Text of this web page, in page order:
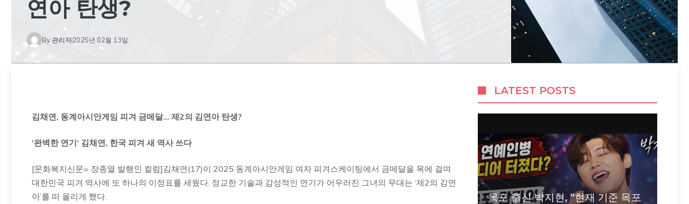
연아 탄생?
By 관리자2025년 02월 13일
김채연, 동계아시안게임 피겨 금메달… 제2의 김연아 탄생?
‘완벽한 연기‘ 김채연, 한국 피겨 새 역사 쓰다
[문화복지신문= 장종열 발행인 컬럼]김채연(17)이 2025 동계아시안게임 여자 피겨스케이팅에서 금메달을 목에 걸며
대한민국 피겨 역사에 또 하나의 이정표를 세웠다. 정교한 기술과 감성적인 연기가 어우러진 그녀의 무대는 ‘제2의 김연
아’를 떠 올리게 했다.
LATEST POSTS
목포 출신 박지현, “현재 기준 목포